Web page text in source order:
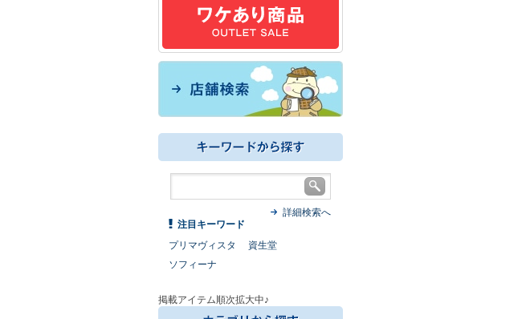
詳細検索へ
注目キーワード
プリマヴィスタ
資生堂
ソフィーナ
掲載アイテム順次拡大中♪